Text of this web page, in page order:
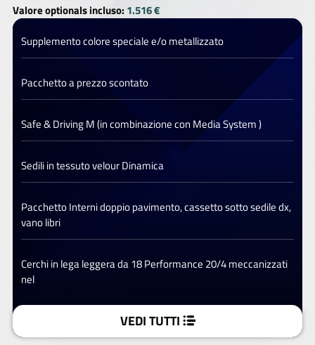
Valore optionals incluso: 1.516 €
Supplemento colore speciale e/o metallizzato
Pacchetto a prezzo scontato
Safe & Driving M (in combinazione con Media System )
Sedili in tessuto velour Dinamica
Pacchetto Interni doppio pavimento, cassetto sotto sedile dx,
vano libri
Cerchi in lega leggera da 18 Performance 20/4 meccanizzati
nel
VEDI TUTTI